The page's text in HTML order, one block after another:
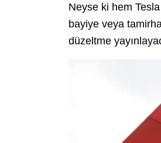
Neyse ki hem
bayiye veya
düzeltme